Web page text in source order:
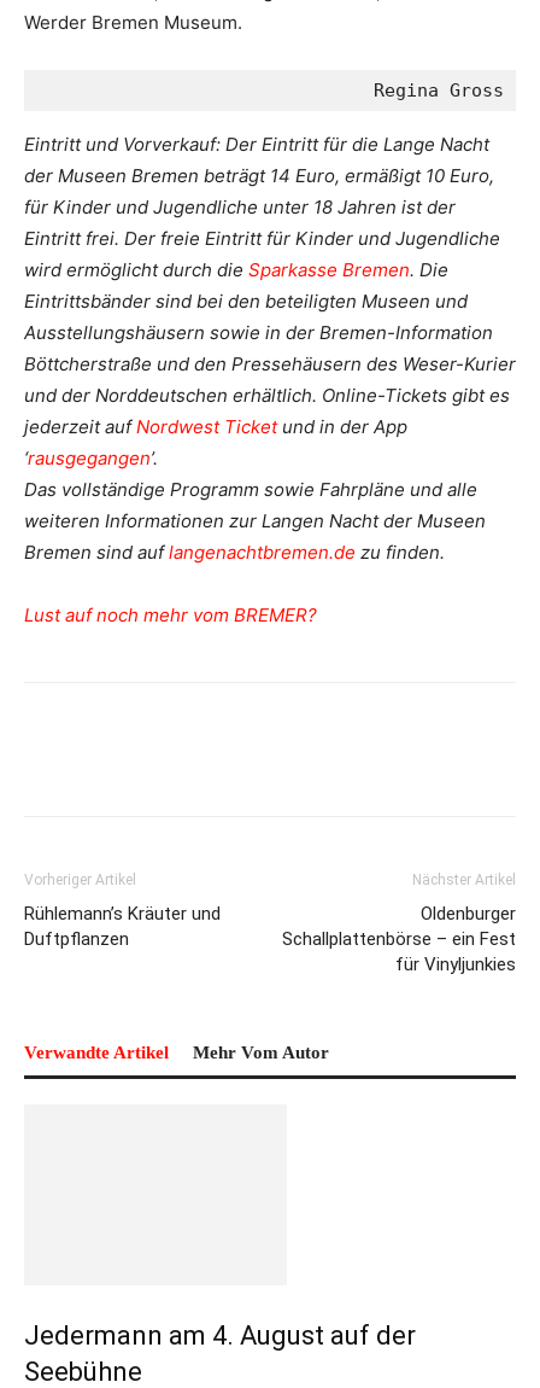
Werder Bremen Museum.
Regina Gross
Eintritt und Vorverkauf: Der Eintritt für die Lange Nacht
der Museen Bremen beträgt 14 Euro, ermäßigt 10 Euro,
für Kinder und Jugendliche unter 18 Jahren ist der
Eintritt frei. Der freie Eintritt für Kinder und Jugendliche
wird ermöglicht durch die Sparkasse Bremen. Die
Eintrittsbänder sind bei den beteiligten Museen und
Ausstellungshäusern sowie in der Bremen-Information
Böttcherstraße und den Pressehäusern des Weser-Kurier
und der Norddeutschen erhältlich. Online-Tickets gibt es
jederzeit aufNordwest Ticketund in der App
‘rausgegangen’.
Das vollständige Programm sowie Fahrpläne und alle
weiteren Informationen zur Langen Nacht der Museen
Bremen sind auflangenachtbremen.de zu finden.
Lust auf noch mehr vom BREMER?
Vorheriger Artikel
Rühlemann’s Kräuter und
Duftpflanzen
Nächster Artikel
Oldenburger
Schallplattenbörse – ein Fest
für Vinyljunkies
Verwandte Artikel Mehr Vom Autor
Jedermann am 4. August auf der
Seebühne